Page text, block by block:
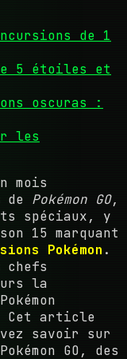
de 1
5 étoiles et
oscuras :
les
mois
de Pokémon GO,
spéciaux, y
15 marquant
Pokémon .
chefs
la
Cet article
savoir sur
GO, des